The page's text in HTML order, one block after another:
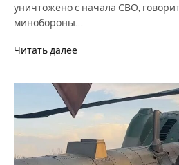
уничтожено с начала СВО,
минобороны…
Читать далее